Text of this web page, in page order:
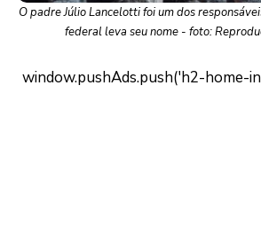
O padre Júlio Lancelotti foi um dos
federal leva seu nome - foto: